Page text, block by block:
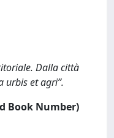
Dalla città
urbis et agri”.
Book Number)